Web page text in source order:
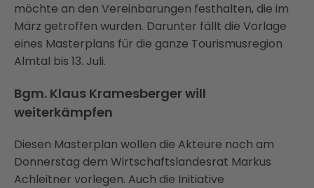
möchte an den Vereinbarungen festhalten, die im
März getroffen wurden. Darunter fällt die Vorlage
eines Masterplans für die ganze Tourismusregion
Almtal bis 13. Juli.
Bgm. Klaus Kramesberger will
weiterkämpfen
Diesen Masterplan wollen die Akteure noch am
Donnerstag dem Wirtschaftslandesrat Markus
Achleitner vorlegen. Auch die Initiative